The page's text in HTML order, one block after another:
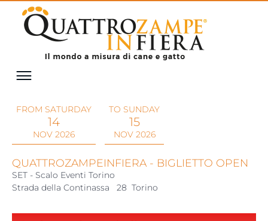
FROM SATURDAY
14
NOV 2026
TO SUNDAY
15
NOV 2026
QUATTROZAMPEINFIERA - BIGLIETTO OPEN
SET - Scalo Eventi Torino
Strada della Continassa
28 Torino